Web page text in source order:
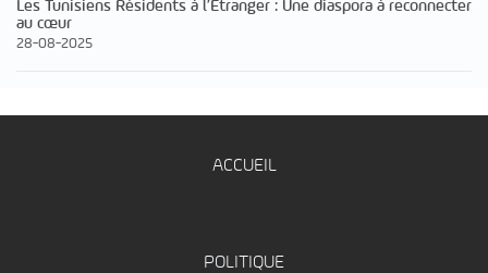
Les Tunisiens Résidents à l’Étranger : Une diaspora à reconnecter
au cœur
28-08-2025
ACCUEIL
POLITIQUE